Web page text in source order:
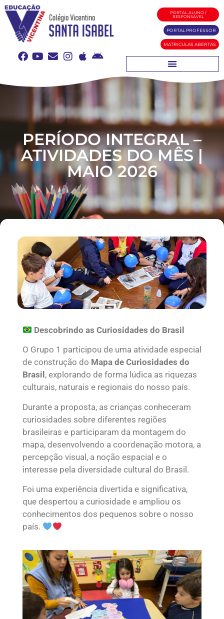
PORTAL ALUNO /
RESPONSÁVEL
PORTAL PROFESSOR
MATRICULAS ABERTAS
PERÍODO INTEGRAL –
ATIVIDADES DO MÊS |
MAIO 2026
Descobrindo as Curiosidades do Brasil
O Grupo 1 participou de uma atividade especial
de construção do Mapa de Curiosidades do
Brasil , explorando de forma lúdica as riquezas
culturais, naturais e regionais do nosso país.
Durante a proposta, as crianças conheceram
curiosidades sobre diferentes regiões
brasileiras e participaram da montagem do
mapa, desenvolvendo a coordenação motora, a
percepção visual, a noção espacial e o
interesse pela diversidade cultural do Brasil.
Foi uma experiência divertida e significativa,
que despertou a curiosidade e ampliou os
conhecimentos dos pequenos sobre o nosso
país.